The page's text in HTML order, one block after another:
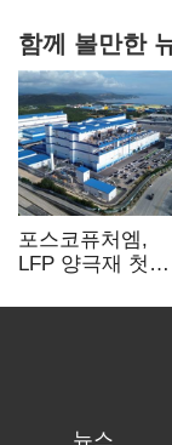
함께 볼만한
포스코퓨처엠,
LFP 양극재 첫
ESS 시장 공략
뉴스